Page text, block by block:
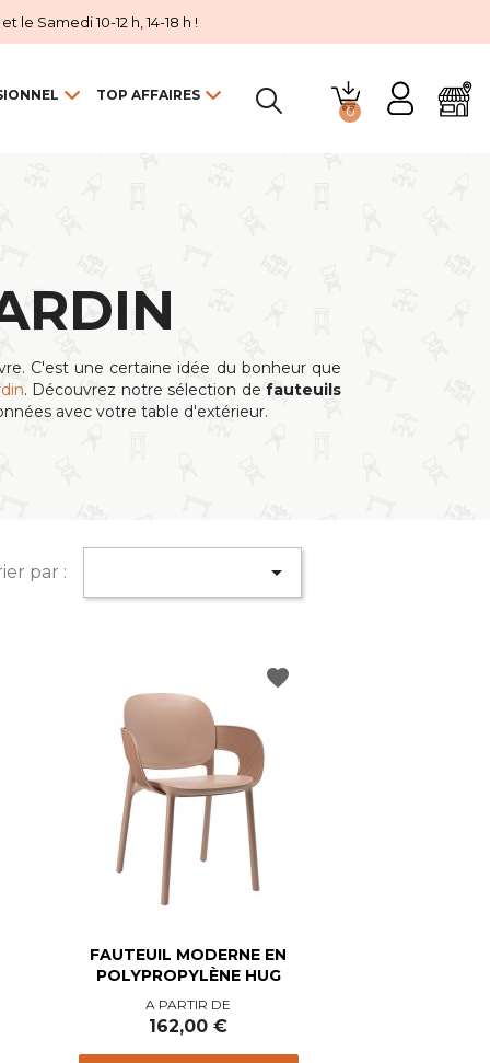
le Samedi 10-12 h, 14-18 h !
TOP AFFAIRES
0
C'est une certaine idée du bonheur que
. Découvrez notre sélection defauteuils
avec votre table d'extérieur.
par : 
FAUTEUIL MODERNE EN
POLYPROPYLÈNE HUG
Prix
A PARTIR DE
162,00 €
favorite